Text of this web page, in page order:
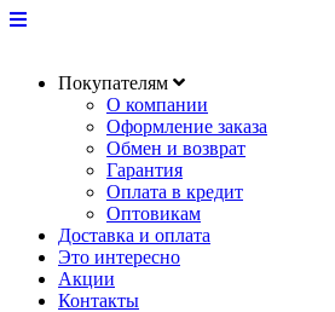
Покупателям
О компании
Оформление заказа
Обмен и возврат
Гарантия
Оплата в кредит
Оптовикам
Доставка и оплата
Это интересно
Акции
Контакты